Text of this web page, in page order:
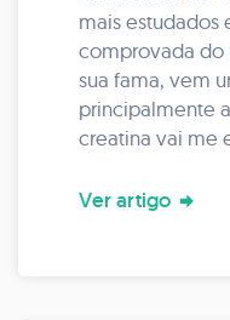
mais estudados
comprovada do
sua fama, vem
principalmente
creatina vai me
Ver artigo